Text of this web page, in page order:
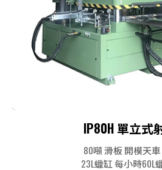
IP80H 單立式
80噸 滑板 開模天
23L蠟缸 每小時60L